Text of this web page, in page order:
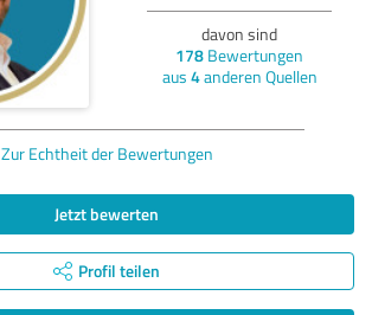
davon sind
178 Bewertungen
aus 4anderen Quellen
Zur Echtheit der Bewertungen
Jetzt bewerten
Profil teilen